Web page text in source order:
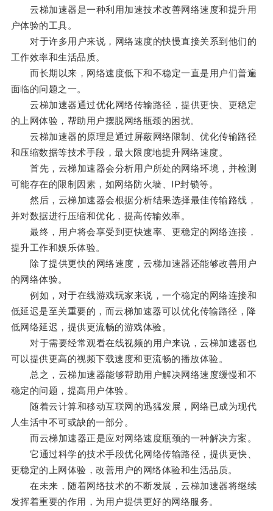
云梯加速器是一种利用加速技术改善网络速度和提升用
户体验的工具。
对于许多用户来说，网络速度的快慢直接关系到他们的
工作效率和生活品质。
而长期以来，网络速度低下和不稳定一直是用户们普遍
面临的问题之一。
云梯加速器通过优化网络传输路径，提供更快、更稳定
的上网体验，帮助用户摆脱网络瓶颈的困扰。
云梯加速器的原理是通过屏蔽网络限制、优化传输路径
和压缩数据等技术手段，最大限度地提升网络速度。
首先，云梯加速器会分析用户所处的网络环境，并检测
可能存在的限制因素，如网络防火墙、IP封锁等。
然后，云梯加速器会根据分析结果选择最佳传输路线，
并对数据进行压缩和优化，提高传输效率。
最终，用户将会享受到更快速率、更稳定的网络连接，
提升工作和娱乐体验。
除了提供更快的网络速度，云梯加速器还能够改善用户
的网络体验。
例如，对于在线游戏玩家来说，一个稳定的网络连接和
低延迟是至关重要的，而云梯加速器可以优化传输路径，降
低网络延迟，提供更流畅的游戏体验。
对于需要经常观看在线视频的用户来说，云梯加速器也
可以提供更高的视频下载速度和更流畅的播放体验。
总之，云梯加速器能够帮助用户解决网络速度缓慢和不
稳定的问题，提高用户体验。
随着云计算和移动互联网的迅猛发展，网络已成为现代
人生活中不可或缺的一部分。
而云梯加速器正是应对网络速度瓶颈的一种解决方案。
它通过科学的技术手段优化网络传输路径，提供更快、
更稳定的上网体验，改善用户的网络体验和生活品质。
在未来，随着网络技术的不断发展，云梯加速器将继续
发挥着重要的作用，为用户提供更好的网络服务。